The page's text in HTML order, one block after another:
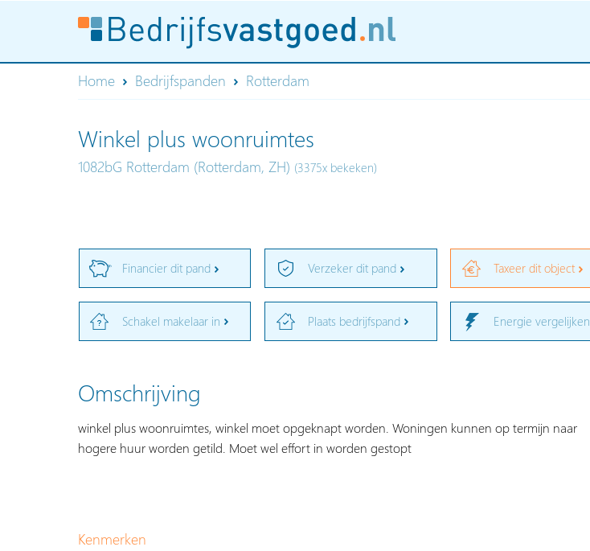
Home Bedrijfspanden Rotterdam
Winkel plus woonruimtes
1082bG Rotterdam (Rotterdam, ZH) (3375x bekeken)
Financier dit pand Verzeker dit pand Taxeer dit object
Schakel makelaar in Plaats bedrijfspand Energie vergelijken
Omschrijving
winkel plus woonruimtes, winkel moet opgeknapt worden. Woningen kunnen op termijn naar
hogere huur worden getild. Moet wel effort in worden gestopt
Kenmerken